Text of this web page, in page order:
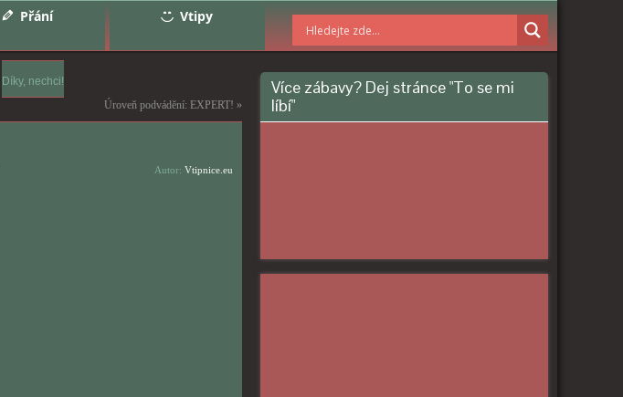
Přání Vtipy
Díky, nechci!
Úroveň podvádění: EXPERT! »
Autor: Vtipnice.eu
Více zábavy? Dej stránce "To se mi
líbí"